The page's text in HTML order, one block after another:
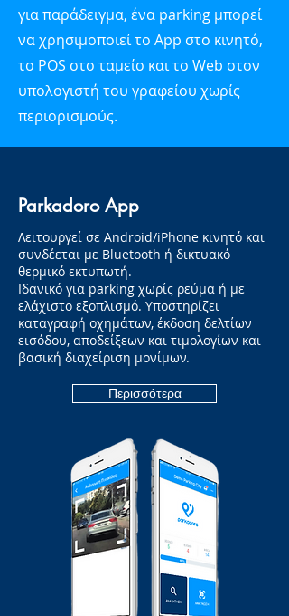
για παράδειγμα, ένα parking μπορεί
να χρησιμοποιεί το App στο κινητό,
το POS στο ταμείο και το Web στον
υπολογιστή του γραφείου χωρίς
περιορισμούς.
Parkadoro App
Λειτουργεί σε Android/iPhone κινητό και
συνδέεται με Bluetooth ή δικτυακό
θερμικό εκτυπωτή.
Ιδανικό για parking χωρίς ρεύμα ή με
ελάχιστο εξοπλισμό. Υποστηρίζει
καταγραφή οχημάτων, έκδοση δελτίων
εισόδου, αποδείξεων και τιμολογίων και
βασική διαχείριση μονίμων.
Περισσότερα